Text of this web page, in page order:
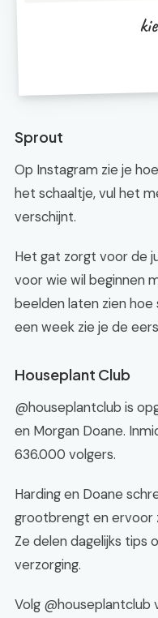
Sprout
Op Instagram zie je
het schaaltje, vul het
verschijnt.
Het gat zorgt voor de
voor wie wil beginnen
beelden laten zien hoe
een week zie je de
Houseplant Club
@houseplantclub is
en Morgan Doane.
636.000 volgers.
Harding en Doane
grootbrengt en ervoor
Ze delen dagelijks tips
verzorging.
Volg